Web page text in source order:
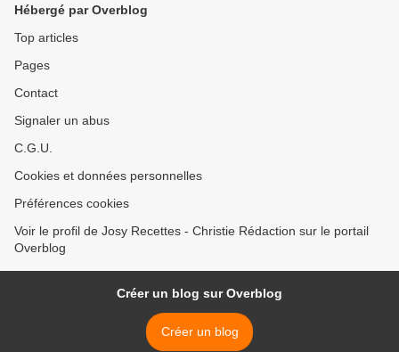
Hébergé par Overblog
Top articles
Pages
Contact
Signaler un abus
C.G.U.
Cookies et données personnelles
Préférences cookies
Voir le profil de Josy Recettes - Christie Rédaction sur le portail
Overblog
Créer un blog sur Overblog
Créer un blog